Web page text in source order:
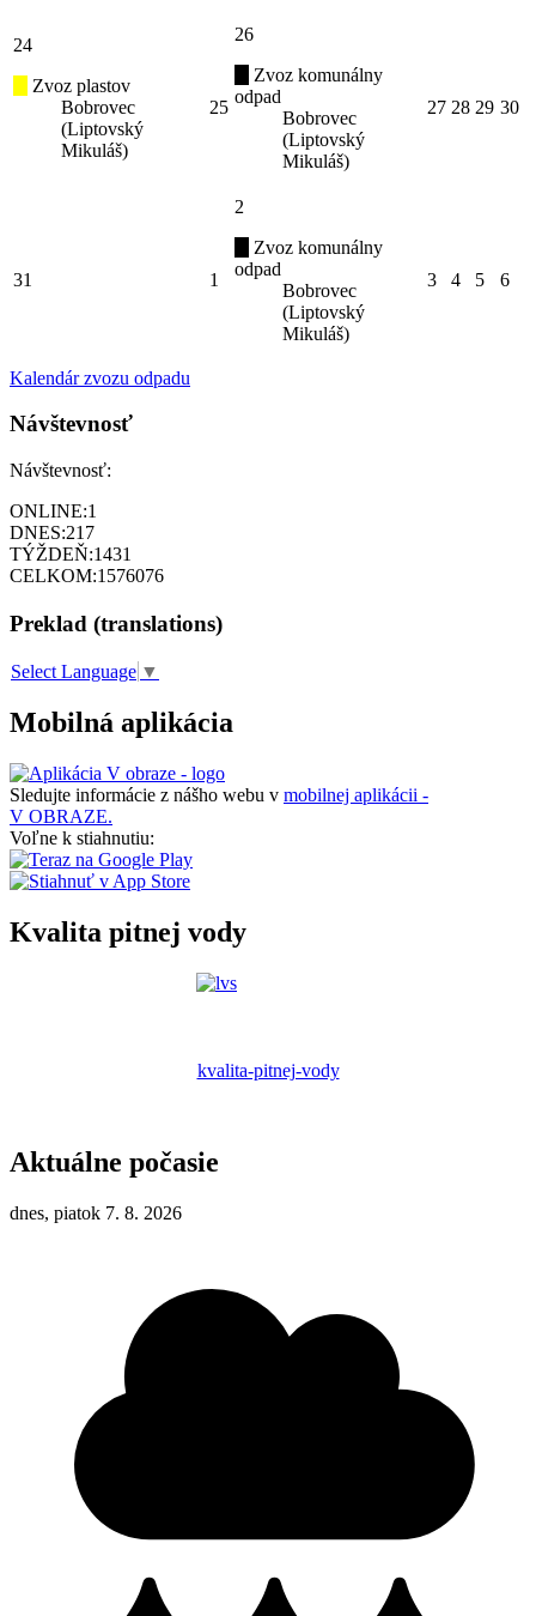
24
Zvoz plastov
Bobrovec
(Liptovský
Mikuláš)
25
26
Zvoz komunálny
odpad
Bobrovec
(Liptovský
Mikuláš)
27 28 29 30
31 1
2
Zvoz komunálny
odpad
Bobrovec
(Liptovský
Mikuláš)
3 4 5 6
Kalendár zvozu odpadu
Návštevnosť
Návštevnosť:
ONLINE:1
DNES:217
TÝŽDEŇ:1431
CELKOM:1576076
Preklad (translations)
Select Language ▼
Mobilná aplikácia
Sledujte informácie z nášho webu v mobilnej aplikácii -
V OBRAZE.
Voľne k stiahnutiu:
Kvalita pitnej vody
kvalita-pitnej-vody
Aktuálne počasie
dnes, piatok 7. 8. 2026